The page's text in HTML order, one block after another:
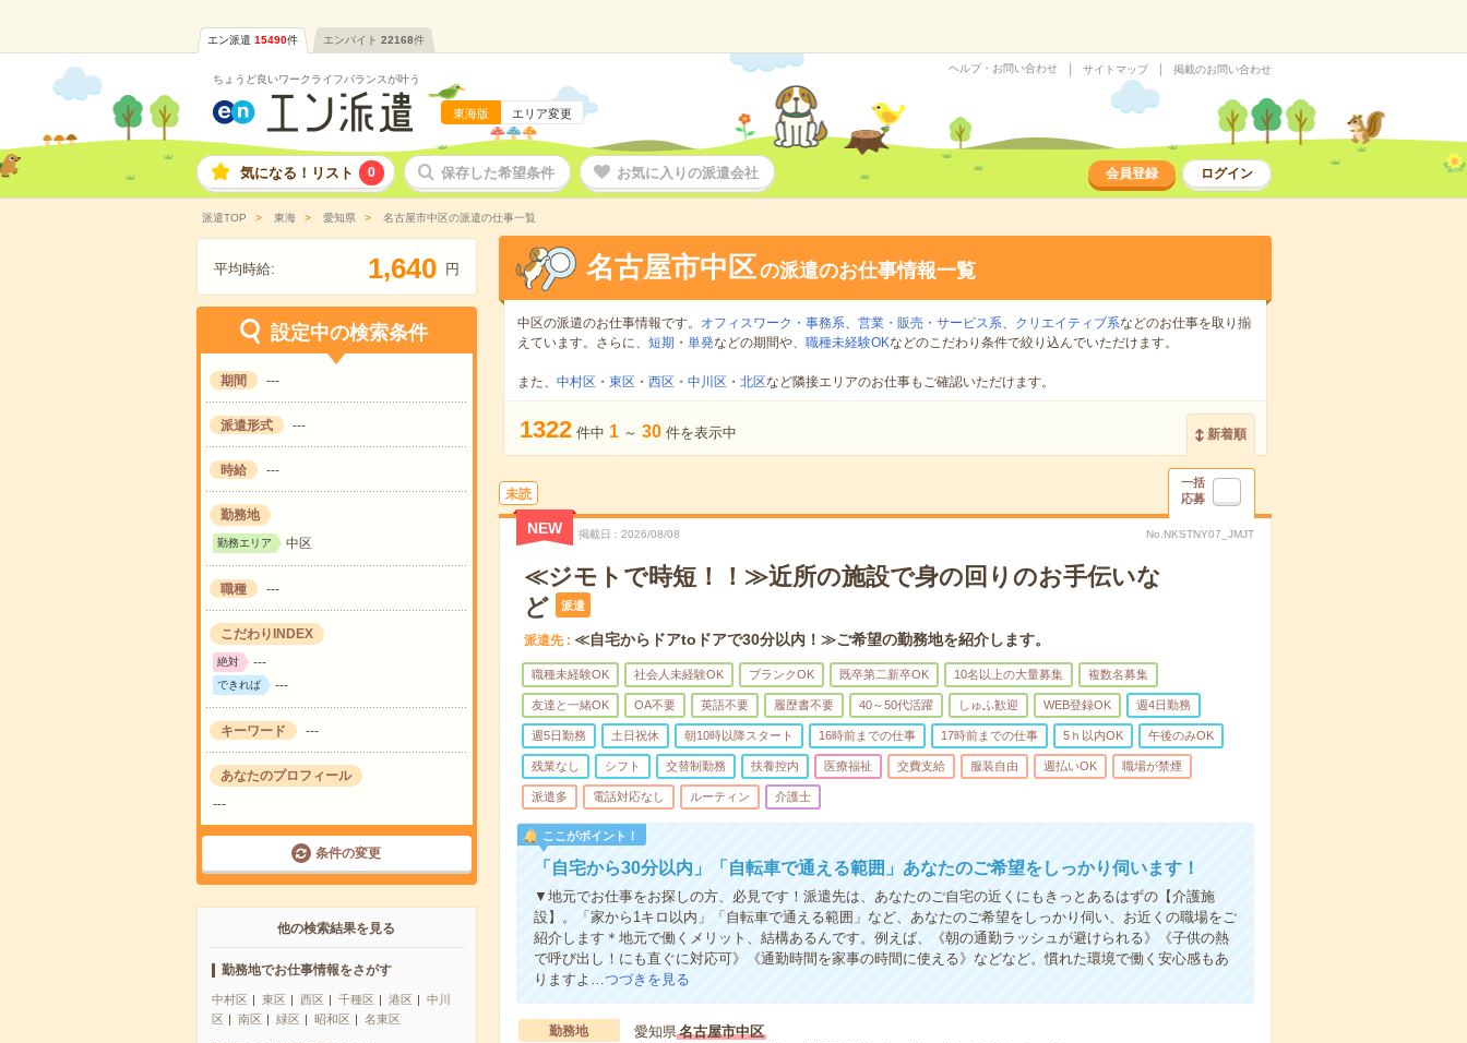
エン派遣 15490件 エンバイト 22168件
ちょうど良いワークライフバランスが叶う
東海版 エリア変更
ヘルプ・お問い合わせ サイトマップ 掲載のお問い合わせ
気になる！リスト 0 保存した希望条件 お気に入りの派遣会社 会員登録 ログイン
派遣TOP 東海 愛知県 名古屋市中区の派遣の仕事一覧
平均時給: 1,640 円
設定中の検索条件
期間 ---
派遣形式 ---
時給 ---
勤務地
勤務エリア 中区
職種 ---
こだわりINDEX
絶対 ---
できれば ---
キーワード ---
あなたのプロフィール
---
条件の変更
他の検索結果を見る
勤務地でお仕事情報をさがす
中村区 東区 西区 千種区 港区
中川
区
南区 緑区 昭和区 名東区
名古屋市中区の派遣のお仕事情報一覧
中区の派遣のお仕事情報です。 オフィスワーク・事務系、 営業・販売・サービス系、 クリエイティブ系などのお仕事を取り揃
えています。さらに、 短期 ・ 単発などの期間や、 職種未経験OKなどのこだわり条件で絞り込んでいただけます。
また、 中村区 ・ 東区 ・ 西区 ・ 中川区 ・ 北区など隣接エリアのお仕事もご確認いただけます。
1322 件中 1 ～ 30 件を表示中 新着順
未読
一括
応募
NEW 掲載日 2026/08/08 No.NKSTNY07_JMJT
≪ジモトで時短！！≫近所の施設で身の回りのお手伝いな
ど
派遣
派遣先 ≪自宅からドアtoドアで30分以内！≫ご希望の勤務地を紹介します。
職種未経験OK 社会人未経験OK ブランクOK 既卒第二新卒OK 10名以上の大量募集 複数名募集
友達と一緒OK OA不要 英語不要 履歴書不要 40～50代活躍 しゅふ歓迎 WEB登録OK 週4日勤務
週5日勤務 土日祝休 朝10時以降スタート 16時前までの仕事 17時前までの仕事 5ｈ以内OK 午後のみOK
残業なし シフト 交替制勤務 扶養控内 医療福祉 交費支給 服装自由 週払いOK 職場が禁煙
派遣多 電話対応なし ルーティン 介護士
ここがポイント！
「自宅から30分以内」「自転車で通える範囲」あなたのご希望をしっかり伺います！
▼地元でお仕事をお探しの方、必見です！派遣先は、あなたのご自宅の近くにもきっとあるはずの【介護施
設】。「家から1キロ以内」「自転車で通える範囲」など、あなたのご希望をしっかり伺い、お近くの職場をご
紹介します＊地元で働くメリット、結構あるんです。例えば、《朝の通勤ラッシュが避けられる》《子供の熱
で呼び出し！にも直ぐに対応可》《通勤時間を家事の時間に使える》などなど。慣れた環境で働く安心感もあ
りますよ…つづきを見る
勤務地 愛知県名古屋市中区